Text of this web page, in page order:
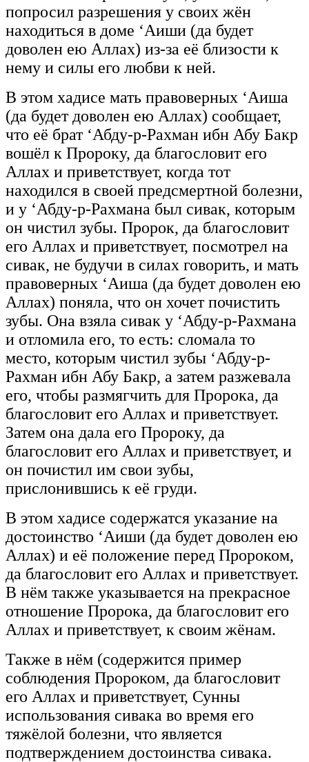
попросил разрешения у своих жён
находиться в доме ‘Аиши (да будет
доволен ею Аллах) из-за её близости к
нему и силы его любви к ней.
В этом хадисе мать правоверных ‘Аиша
(да будет доволен ею Аллах) сообщает,
что её брат ‘Абду-р-Рахман ибн Абу Бакр
вошёл к Пророку, да благословит его
Аллах и приветствует, когда тот
находился в своей предсмертной болезни,
и у ‘Абду-р-Рахмана был сивак, которым
он чистил зубы. Пророк, да благословит
его Аллах и приветствует, посмотрел на
сивак, не будучи в силах говорить, и мать
правоверных ‘Аиша (да будет доволен ею
Аллах) поняла, что он хочет почистить
зубы. Она взяла сивак у ‘Абду-р-Рахмана
и отломила его, то есть: сломала то
место, которым чистил зубы ‘Абду-р-
Рахман ибн Абу Бакр, а затем разжевала
его, чтобы размягчить для Пророка, да
благословит его Аллах и приветствует.
Затем она дала его Пророку, да
благословит его Аллах и приветствует, и
он почистил им свои зубы,
прислонившись к её груди.
В этом хадисе содержатся указание на
достоинство ‘Аиши (да будет доволен ею
Аллах) и её положение перед Пророком,
да благословит его Аллах и приветствует.
В нём также указывается на прекрасное
отношение Пророка, да благословит его
Аллах и приветствует, к своим жёнам.
Также в нём (содержится пример
соблюдения Пророком, да благословит
его Аллах и приветствует, Сунны
использования сивака во время его
тяжёлой болезни, что является
подтверждением достоинства сивака.